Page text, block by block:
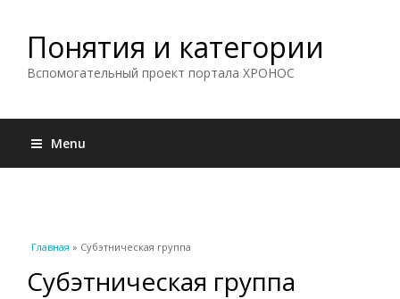
Понятия и категории
Вспомогательный проект портала ХРОНОС
Menu
Вы здесь
Главная » Субэтническая группа
Субэтническая группа